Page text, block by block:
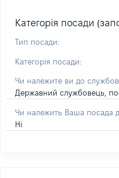
Категорія посади
Тип посади:
Категорія посади:
Чи належите ви до
Державний службовець,
Чи належить Ваша посада
Ні